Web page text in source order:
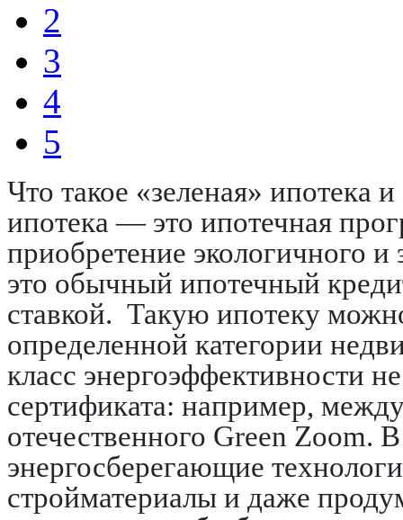
2
3
4
5
Что такое «зеленая» ипотека
ипотека — это ипотечная
приобретение экологичного
это обычный ипотечный
ставкой. Такую ипотеку
определенной категории
класс энергоэффективности
сертификата: например,
отечественного Green Zoom.
энергосберегающие
стройматериалы и даже